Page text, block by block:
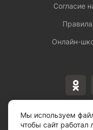
Согласие
Онлайн-
Мы используем
чтобы сайт работал